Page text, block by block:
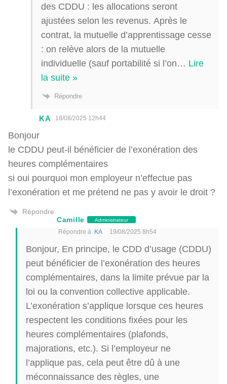
des CDDU : les allocations seront
ajustées selon les revenus. Après le
contrat, la mutuelle d’apprentissage cesse
: on relève alors de la mutuelle
individuelle (sauf portabilité si l’on… Lire
la suite »
Répondre
KA 18/08/2025 12h44
Bonjour
le CDDU peut-il bénéficier de l’exonération des
heures complémentaires
si oui pourquoi mon employeur n’effectue pas
l’exonération et me prétend ne pas y avoir le droit ?
Répondre
Camille
Administrateur
Répondre à KA 19/08/2025 8h54
Bonjour, En principe, le CDD d’usage (CDDU)
peut bénéficier de l’exonération des heures
complémentaires, dans la limite prévue par la
loi ou la convention collective applicable.
L’exonération s’applique lorsque ces heures
respectent les conditions fixées pour les
heures complémentaires (plafonds,
majorations, etc.). Si l’employeur ne
l’applique pas, cela peut être dû à une
méconnaissance des règles, une